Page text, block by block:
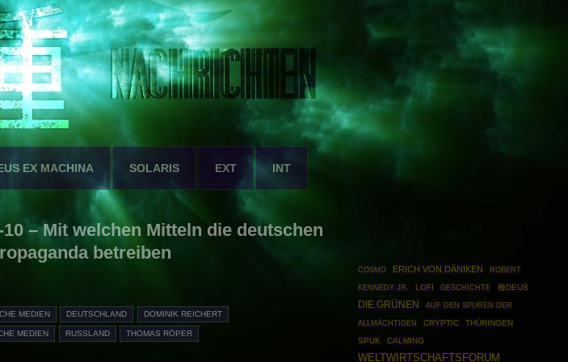
EX MACHINA SOLARIS EXT INT
– Mit welchen Mitteln die deutschen
betreiben
MEDIEN DEUTSCHLAND DOMINIK REICHERT
MEDIEN RUSSLAND THOMAS RÖPER
COSMO ERICH VON DÄNIKEN
ROBERT
KENNEDY JR.
LOFI GESCHICHTE 種DEUS
DIE GRÜNEN AUF DEN SPUREN DER
ALLMÄCHTIGEN CRYPTIC
THÜRINGEN
SPUK
CALMING
WELTWIRTSCHAFTSFORUM